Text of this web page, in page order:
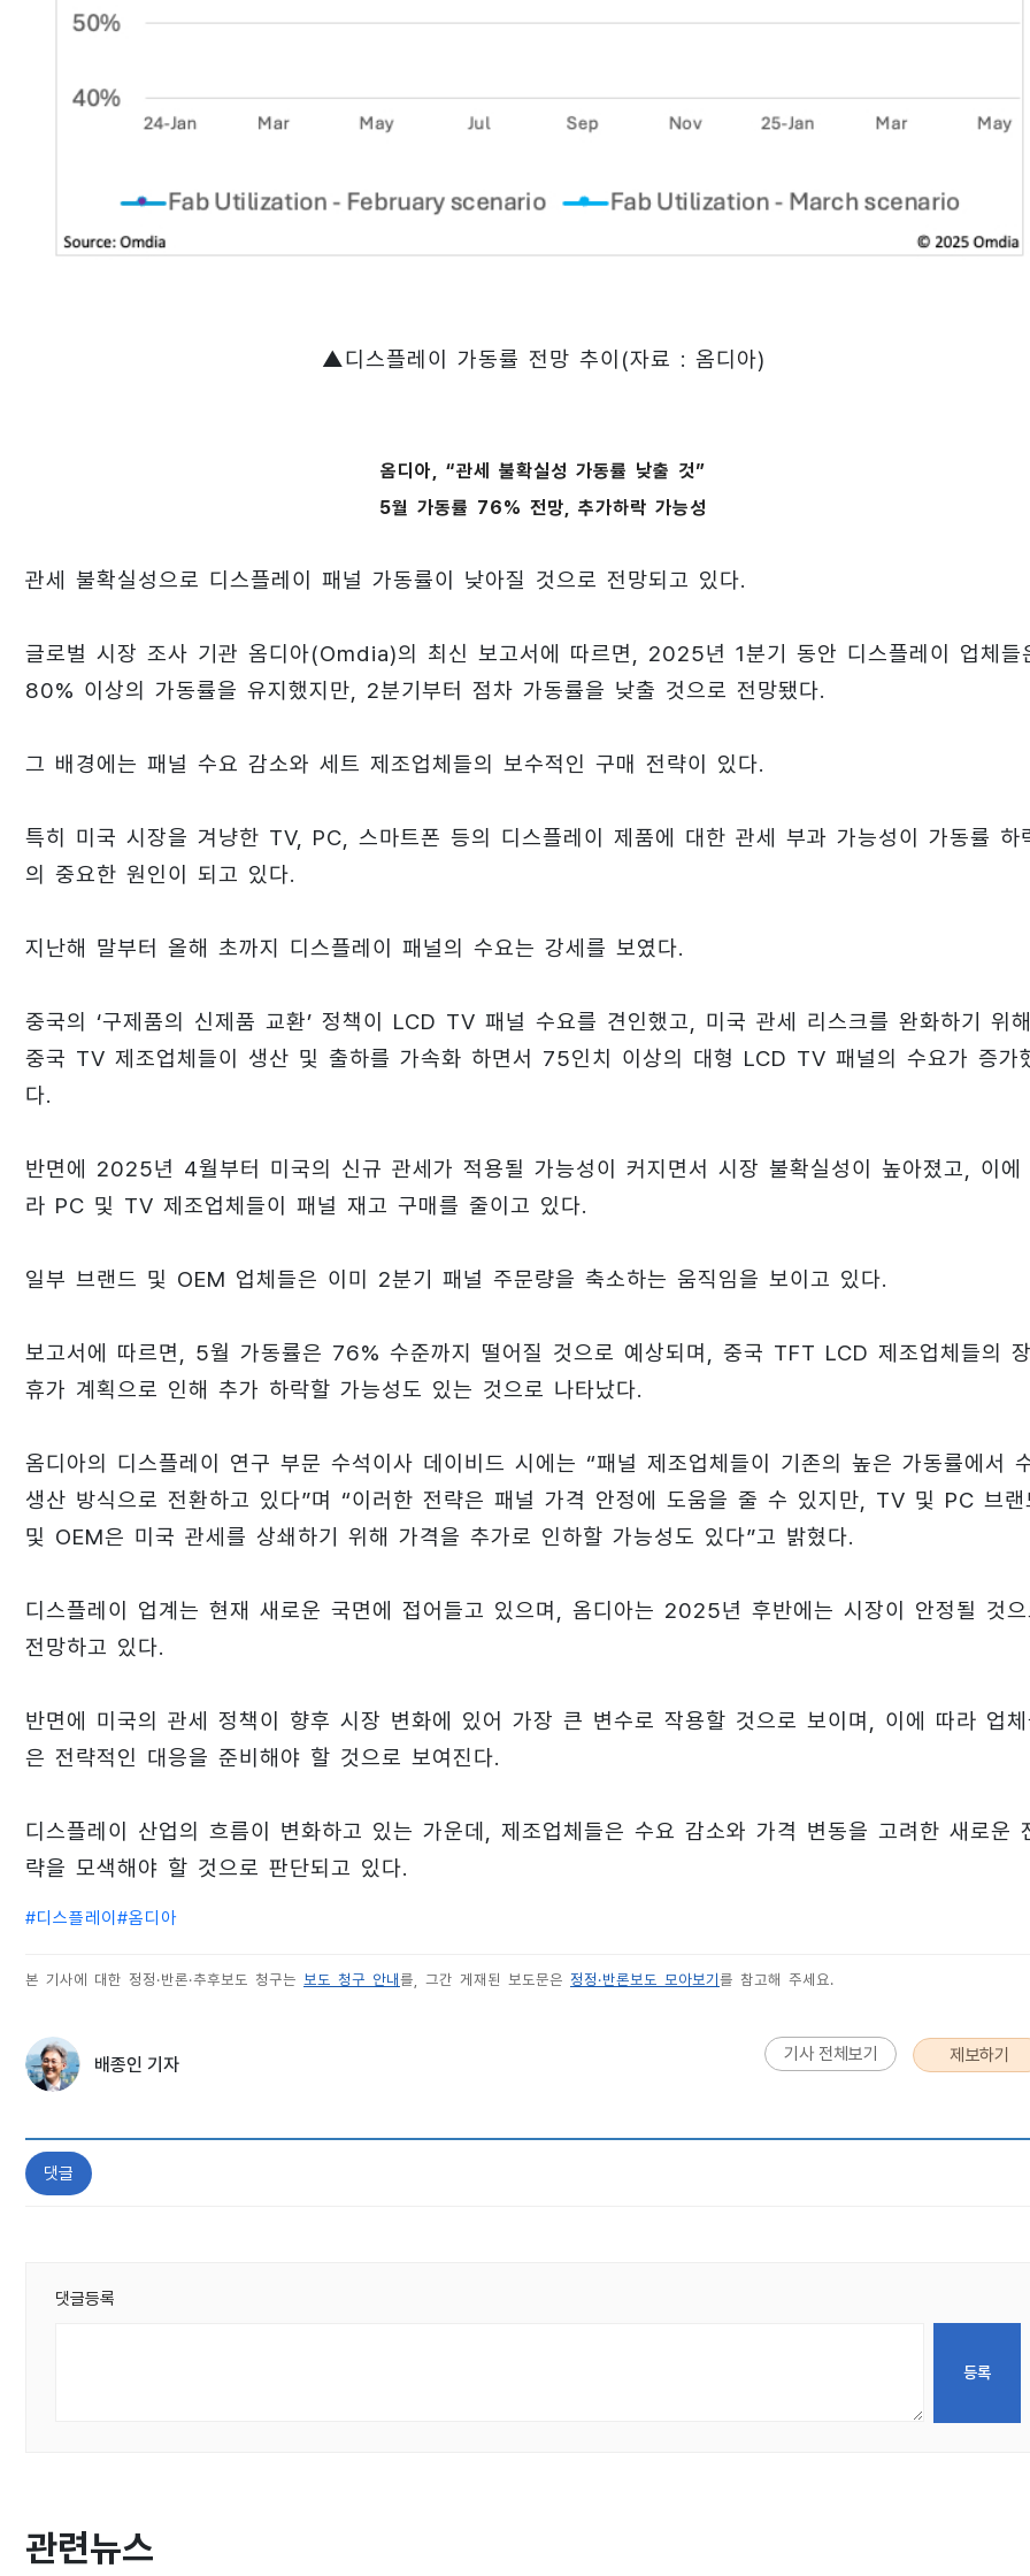
▲디스플레이 가동률 전망 추이(자료 : 옴디아)
옴디아, “관세 불확실성 가동률 낮출 것”
5월 가동률 76% 전망, 추가하락 가능성
관세 불확실성으로 디스플레이 패널 가동률이 낮아질 것으로 전망되고 있다.
글로벌 시장 조사 기관 옴디아(Omdia)의 최신 보고서에 따르면, 2025년 1분기 동안 디스플레이 업체들
80% 이상의 가동률을 유지했지만, 2분기부터 점차 가동률을 낮출 것으로 전망됐다.
그 배경에는 패널 수요 감소와 세트 제조업체들의 보수적인 구매 전략이 있다.
특히 미국 시장을 겨냥한 TV, PC, 스마트폰 등의 디스플레이 제품에 대한 관세 부과 가능성이 가동률 하
의 중요한 원인이 되고 있다.
지난해 말부터 올해 초까지 디스플레이 패널의 수요는 강세를 보였다.
중국의 ‘구제품의 신제품 교환’ 정책이 LCD TV 패널 수요를 견인했고, 미국 관세 리스크를 완화하기 위해
중국 TV 제조업체들이 생산 및 출하를 가속화 하면서 75인치 이상의 대형 LCD TV 패널의 수요가 증가
다.
반면에 2025년 4월부터 미국의 신규 관세가 적용될 가능성이 커지면서 시장 불확실성이 높아졌고, 이에
라 PC 및 TV 제조업체들이 패널 재고 구매를 줄이고 있다.
일부 브랜드 및 OEM 업체들은 이미 2분기 패널 주문량을 축소하는 움직임을 보이고 있다.
보고서에 따르면, 5월 가동률은 76% 수준까지 떨어질 것으로 예상되며, 중국 TFT LCD 제조업체들의 장
휴가 계획으로 인해 추가 하락할 가능성도 있는 것으로 나타났다.
옴디아의 디스플레이 연구 부문 수석이사 데이비드 시에는 “패널 제조업체들이 기존의 높은 가동률에서
생산 방식으로 전환하고 있다”며 “이러한 전략은 패널 가격 안정에 도움을 줄 수 있지만, TV 및 PC 브랜
및 OEM은 미국 관세를 상쇄하기 위해 가격을 추가로 인하할 가능성도 있다”고 밝혔다.
디스플레이 업계는 현재 새로운 국면에 접어들고 있으며, 옴디아는 2025년 후반에는 시장이 안정될 것으
전망하고 있다.
반면에 미국의 관세 정책이 향후 시장 변화에 있어 가장 큰 변수로 작용할 것으로 보이며, 이에 따라 업체
은 전략적인 대응을 준비해야 할 것으로 보여진다.
디스플레이 산업의 흐름이 변화하고 있는 가운데, 제조업체들은 수요 감소와 가격 변동을 고려한 새로운
략을 모색해야 할 것으로 판단되고 있다.
#디스플레이 #옴디아
본 기사에 대한 정정·반론·추후보도 청구는 보도 청구 안내를, 그간 게재된 보도문은 정정·반론보도 모아보기를 참고해 주세요.
배종인 기자 기사 전체보기 제보하기
댓글
댓글등록
관련뉴스